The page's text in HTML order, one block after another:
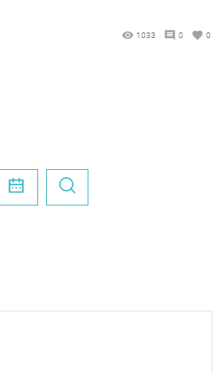
1033 0 0